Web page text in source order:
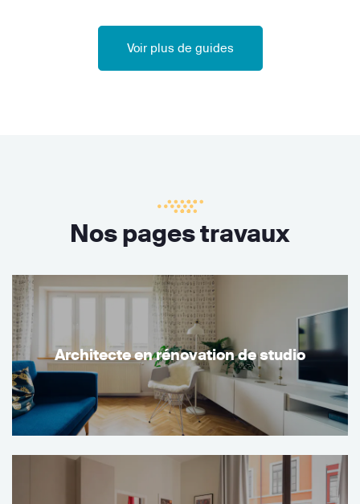
Voir plus de guides
Nos pages travaux
Architecte en rénovation de studio